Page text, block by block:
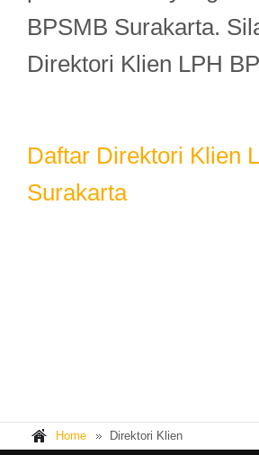
BPSMB Surakarta.
Direktori Klien LPH
Daftar Direktori Klien
Surakarta
Home Direktori Klien